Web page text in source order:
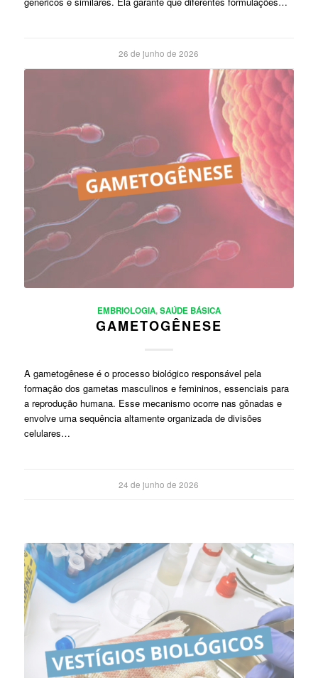
26 de junho de 2026
EMBRIOLOGIA,SAÚDE BÁSICA
GAMETOGÊNESE
A gametogênese é o processo biológico responsável pela
formação dos gametas masculinos e femininos, essenciais para
a reprodução humana. Esse mecanismo ocorre nas gônadas e
envolve uma sequência altamente organizada de divisões
celulares…
24 de junho de 2026